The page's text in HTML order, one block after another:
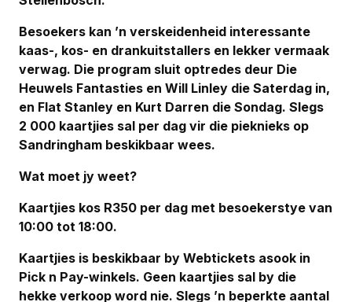
Besoekers kan ’n verskeidenheid interessante
kaas-, kos- en drankuitstallers en lekker vermaak
verwag. Die program sluit optredes deur Die
Heuwels Fantasties en Will Linley die Saterdag in,
en Flat Stanley en Kurt Darren die Sondag. Slegs
2 000 kaartjies sal per dag vir die pieknieks op
Sandringham beskikbaar wees.
Wat moet jy weet?
Kaartjies kos R350 per dag met besoekerstye van
10:00 tot 18:00.
Kaartjies is beskikbaar by Webtickets asook in
Pick n Pay-winkels. Geen kaartjies sal by die
hekke verkoop word nie. Slegs ’n beperkte aantal